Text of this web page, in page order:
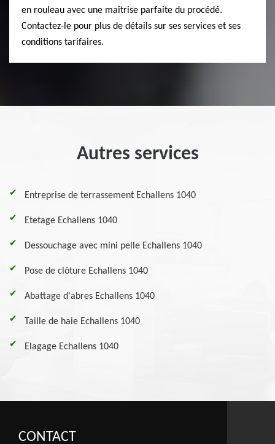
en rouleau avec une maîtrise parfaite du procédé.
Contactez-le pour plus de détails sur ses services et ses
conditions tarifaires.
Autres services
Entreprise de terrassement Echallens 1040
Etetage Echallens 1040
Dessouchage avec mini pelle Echallens 1040
Pose de clôture Echallens 1040
Abattage d'abres Echallens 1040
Taille de haie Echallens 1040
Elagage Echallens 1040
CONTACT